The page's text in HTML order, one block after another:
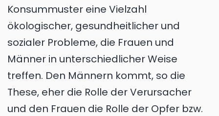
Konsummuster eine Vielzahl
ökologischer, gesundheitlicher und
sozialer Probleme, die Frauen und
Männer in unterschiedlicher Weise
treffen. Den Männern kommt, so die
These, eher die Rolle der Verursacher
und den Frauen die Rolle der Opfer bzw.